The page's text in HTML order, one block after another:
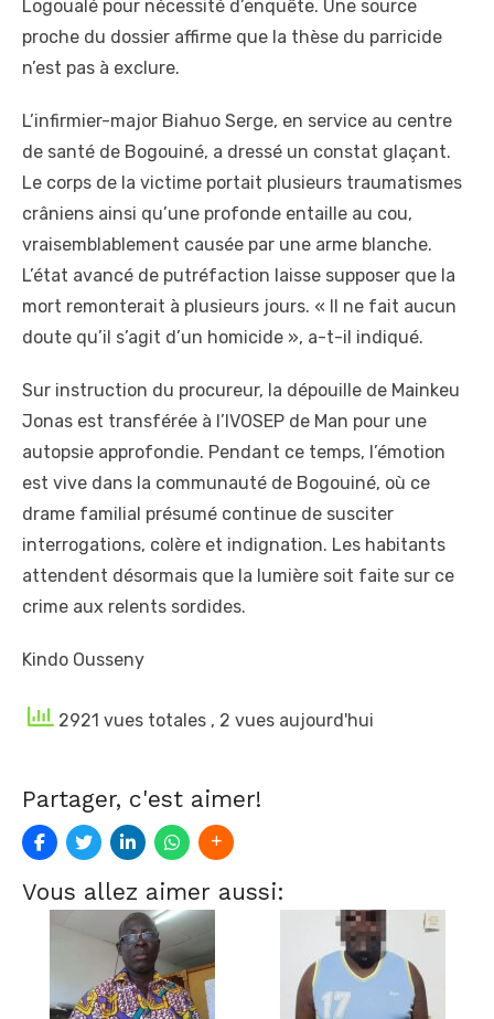
Logoualé pour nécessité d’enquête. Une source
proche du dossier affirme que la thèse du parricide
n’est pas à exclure.
L’infirmier-major Biahuo Serge, en service au centre
de santé de Bogouiné, a dressé un constat glaçant.
Le corps de la victime portait plusieurs traumatismes
crâniens ainsi qu’une profonde entaille au cou,
vraisemblablement causée par une arme blanche.
L’état avancé de putréfaction laisse supposer que la
mort remonterait à plusieurs jours. « Il ne fait aucun
doute qu’il s’agit d’un homicide », a-t-il indiqué.
Sur instruction du procureur, la dépouille de Mainkeu
Jonas est transférée à l’IVOSEP de Man pour une
autopsie approfondie. Pendant ce temps, l’émotion
est vive dans la communauté de Bogouiné, où ce
drame familial présumé continue de susciter
interrogations, colère et indignation. Les habitants
attendent désormais que la lumière soit faite sur ce
crime aux relents sordides.
Kindo Ousseny
2921 vues totales , 2 vues aujourd'hui
Partager, c'est aimer!
Vous allez aimer aussi: